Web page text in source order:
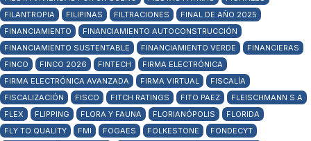
FILANTROPIA
FILIPINAS FILTRACIONES
FINAL DE AÑO 2025
FINANCIAMIENTO
FINANCIAMIENTO AUTOCONSTRUCCIÓN
FINANCIAMIENTO SUSTENTABLE
FINANCIAMIENTO VERDE
FINANCIERAS
FINCO
FINCO 2026 FINTECH
FIRMA ELECTRÓNICA
FIRMA ELECTRÓNICA AVANZADA
FIRMA VIRTUAL
FISCALÍA
FISCALIZACIÓN
FISCO FITCH RATINGS FITO PAEZ
FLEISCHMANN S.A
FLEX
FLIPPING FLORA Y FAUNA FLORIANÓPOLIS
FLORIDA
FLY TO QUALITY
FMI FOGAES FOLKESTONE
FONDECYT